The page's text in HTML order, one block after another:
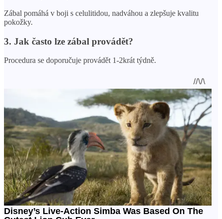
Zábal pomáhá v boji s celulitidou, nadváhou a zlepšuje kvalitu
pokožky.
3. Jak často lze zábal provádět?
Procedura se doporučuje provádět 1-2krát týdně.